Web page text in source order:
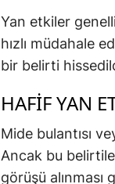
Yan etkiler
hızlı müdahale
bir belirti
HAFIF YAN
Mide bulantısı
Ancak bu
görüşü alınması